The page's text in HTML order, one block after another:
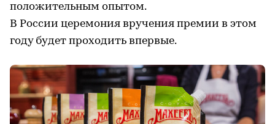
положительным опытом.
В России церемония вручения премии в этом
году будет проходить впервые.